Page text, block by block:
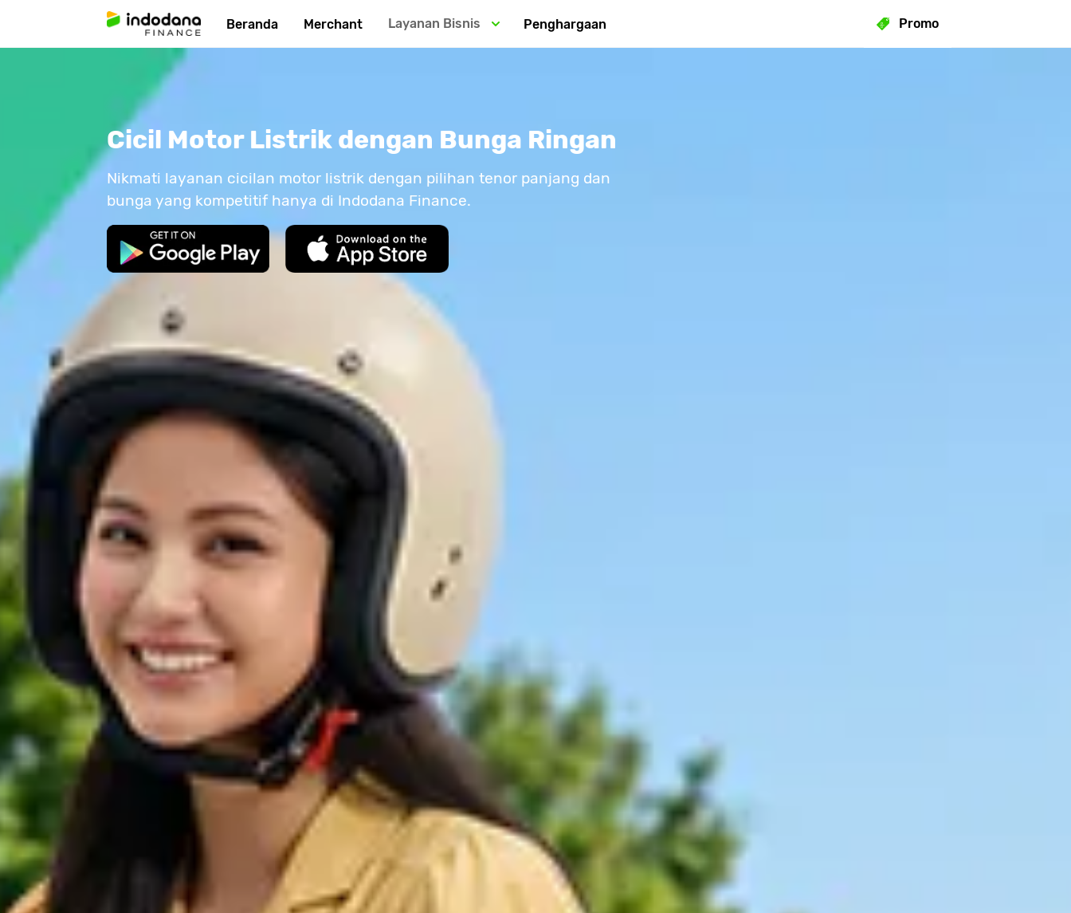
Beranda Merchant Layanan Bisnis Penghargaan Promo
Cicil Motor Listrik dengan Bunga Ringan
Nikmati layanan cicilan motor listrik dengan pilihan tenor panjang dan
bunga yang kompetitif hanya di Indodana Finance.